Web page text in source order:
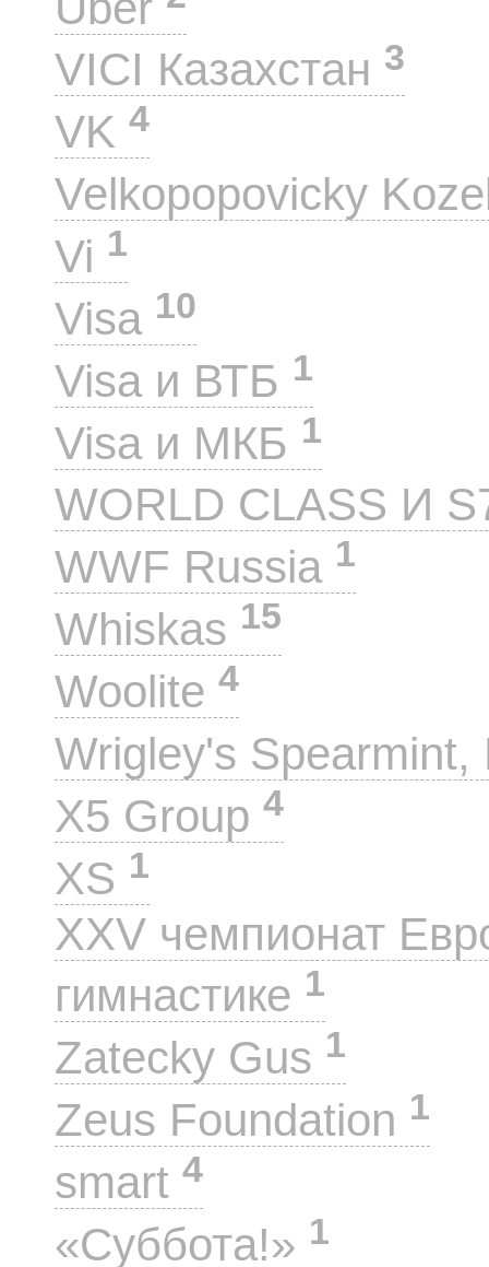
VICI Казахстан 3
VK 4
Velkopopovicky
Vi 1
Visa 10
Visa и ВТБ 1
Visa и МКБ 1
WORLD CLASS И
WWF Russia 1
Whiskas 15
Woolite 4
Wrigley's
X5 Group 4
XS 1
XXV чемпионат
гимнастике 1
Zatecky Gus 1
Zeus Foundation 1
smart 4
«Суббота!» 1